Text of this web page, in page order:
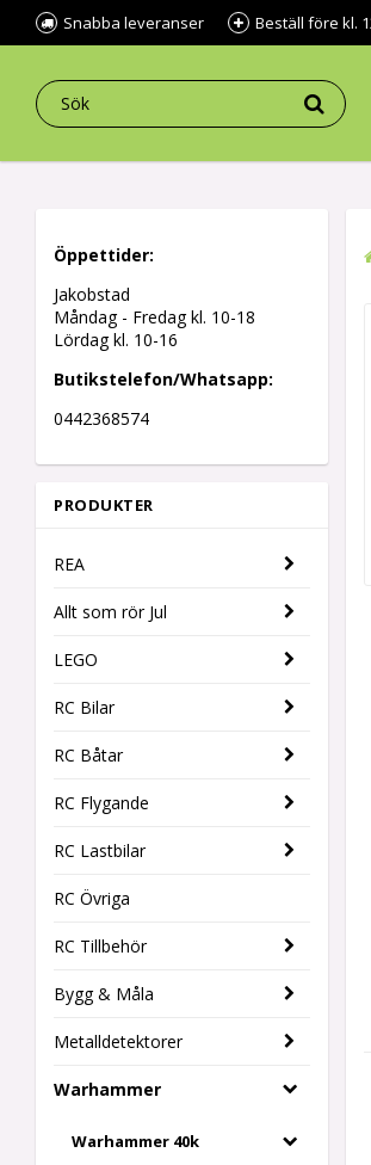
Snabba leveranser Beställ före kl.
Öppettider:
Jakobstad
Måndag - Fredag kl. 10-18
Lördag kl. 10-16
Butikstelefon/Whatsapp:
0442368574
PRODUKTER
REA
Allt som rör Jul
LEGO
RC Bilar
RC Båtar
RC Flygande
RC Lastbilar
RC Övriga
RC Tillbehör
Bygg & Måla
Metalldetektorer
Warhammer
Warhammer 40k